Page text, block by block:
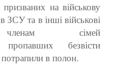
на військову
ЗСУ та в інші військові
сімей
пропавших безвісти
в полон.